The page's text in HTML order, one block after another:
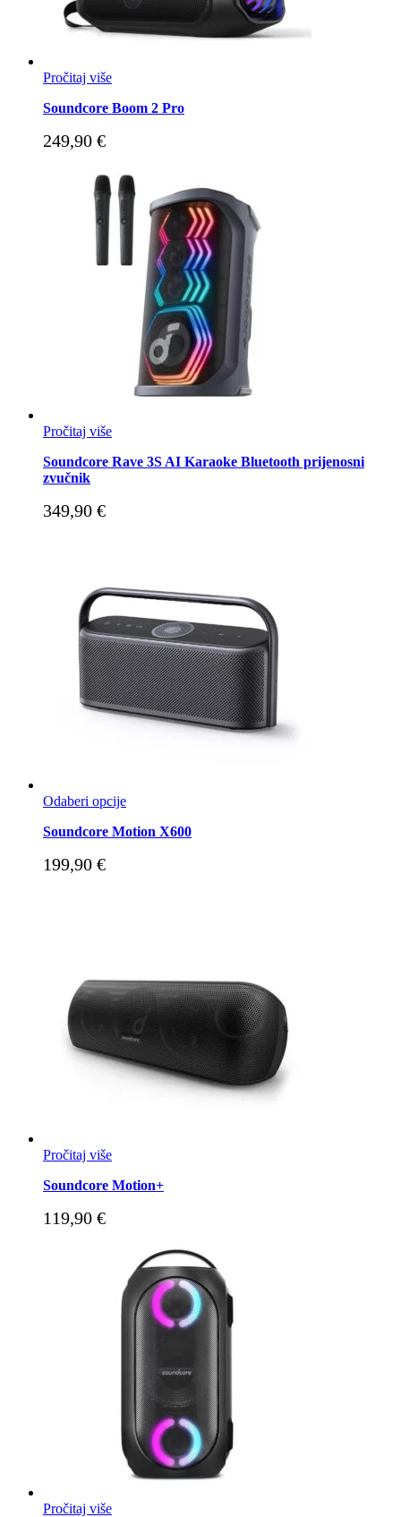
Pročitaj više
Soundcore Boom 2 Pro
249,90 €
Pročitaj više
Soundcore Rave 3S AI Karaoke Bluetooth prijenosni
zvučnik
349,90 €
Odaberi opcije
Soundcore Motion X600
199,90 €
Pročitaj više
Soundcore Motion+
119,90 €
Pročitaj više